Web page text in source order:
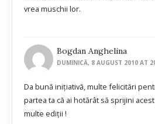
vrea muschii lor.
Bogdan Anghelina
DUMINICĂ, 8 AUGUST 2010 AT
Da bună inițiativă, multe felicitări
partea ta că ai hotărât să sprijini
multe ediții !